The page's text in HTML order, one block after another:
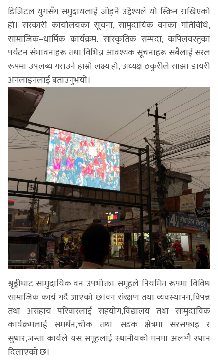
डिजिटल युगसँग समुदायलाई जोड्ने उद्देश्यले यो स्क्रिन राखिएको
हो। सरकारी कार्यालयका सूचना, सामुदायिक वनका गतिविधि,
सामाजिक–धार्मिक कार्यक्रम, सांस्कृतिक सम्पदा, कपिलवस्तुका
पर्यटन संभावनाहरू तथा विभिन्न आवश्यक सूचनाहरू सबैलाई सरल
रूपमा उपलब्ध गराउने हाम्रो लक्ष्य हो, अध्यक्ष ठकुरीले साझा डायरी
अनलाइनलाई बताउनुभयो।
श्रृङ्गीघाट सामुदायिक वन उपभोक्ता समूहले नियमित रूपमा विविध
सामाजिक कार्य गर्दै आएको छ।वन संरक्षण तथा व्यवस्थापन,विपन्न
तथा असहाय परिवारलाई सहयोग,विद्यालय तथा सामुदायिक
कार्यक्रमलाई समर्थन,चोक तथा सडक क्षेत्रमा सरसफाइ र
सुधार,जस्ता कार्यले यस समूहलाई स्थानीयको मनमा अलग्गै स्थान
दिलाएको छ।